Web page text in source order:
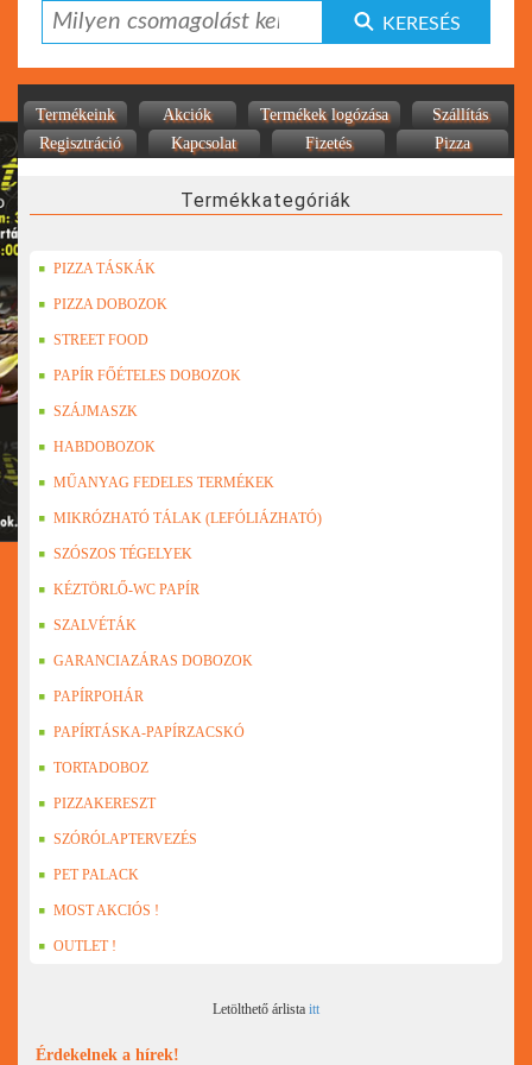
KERESÉS
Termékeink Akciók Termékek logózása
Szállítás
Regisztráció
Kapcsolat Fizetés Pizza
Termékkategóriák
PIZZA TÁSKÁK
PIZZA DOBOZOK
STREET FOOD
PAPÍR FŐÉTELES DOBOZOK
SZÁJMASZK
HABDOBOZOK
MŰANYAG FEDELES TERMÉKEK
MIKRÓZHATÓ TÁLAK (LEFÓLIÁZHATÓ)
SZÓSZOS TÉGELYEK
KÉZTÖRLŐ-WC PAPÍR
SZALVÉTÁK
GARANCIAZÁRAS DOBOZOK
PAPÍRPOHÁR
PAPÍRTÁSKA-PAPÍRZACSKÓ
TORTADOBOZ
PIZZAKERESZT
SZÓRÓLAPTERVEZÉS
PET PALACK
MOST AKCIÓS !
OUTLET !
Letölthető árlista itt
Érdekelnek a hírek!